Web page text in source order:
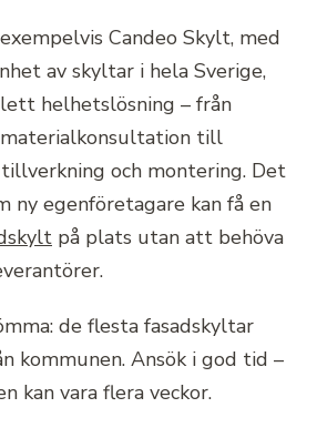
Candeo Skylt, med
av skyltar i hela Sverige,
helhetslösning – från
till
tillverkning och montering. Det
ny egenföretagare kan få en
på plats utan att behöva
de flesta fasadskyltar
kommunen. Ansök i god tid –
kan vara flera veckor.